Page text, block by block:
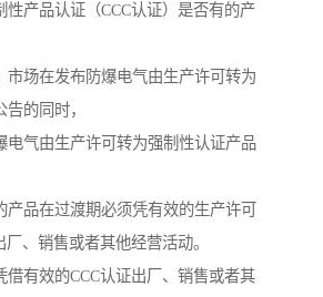
性产品认证（CCC认证）是否有的产
市场在发布防爆电气由生产许可转为
的同时，
电气由生产许可转为强制性认证产品
产品在过渡期必须凭有效的生产许可
厂、销售或者其他经营活动。
借有效的CCC认证出厂、销售或者其